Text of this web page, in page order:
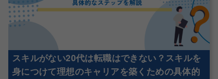
スキルがない20代は転職はできない？スキルを
身につけて理想のキャリアを築くための具体的